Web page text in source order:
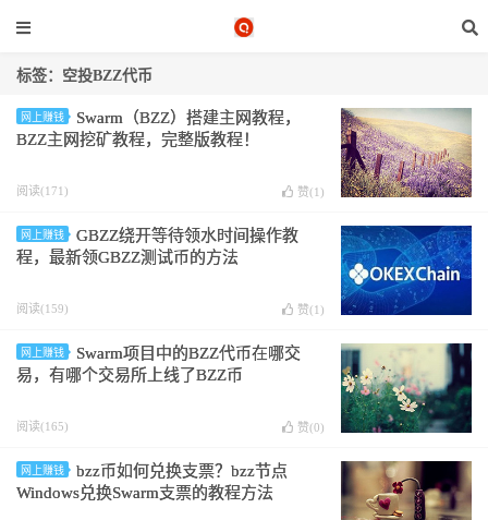
标签：空投BZZ代币
网上赚钱
Swarm（BZZ）搭建主网教程，
BZZ主网挖矿教程，完整版教程！
阅读(171) 赞(1 )
网上赚钱
GBZZ绕开等待领水时间操作教
程，最新领GBZZ测试币的方法
阅读(159) 赞(1 )
网上赚钱
Swarm项目中的BZZ代币在哪交
易，有哪个交易所上线了BZZ币
阅读(165) 赞(0)
网上赚钱
bzz币如何兑换支票？bzz节点
Windows兑换Swarm支票的教程方法